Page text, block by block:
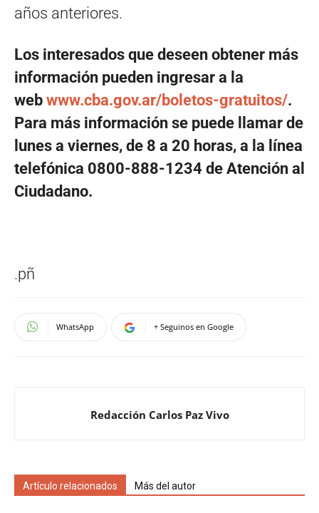
años anteriores.
Los interesados que deseen obtener más
información pueden ingresar a la
web www.cba.gov.ar/boletos-gratuitos/.
Para más información se puede llamar de
lunes a viernes, de 8 a 20 horas, a la línea
telefónica 0800-888-1234 de Atención al
Ciudadano.
de
entradas
.pñ
WhatsApp + Seguinos en Google
Redacción Carlos Paz Vivo
Artículo relacionados Más del autor